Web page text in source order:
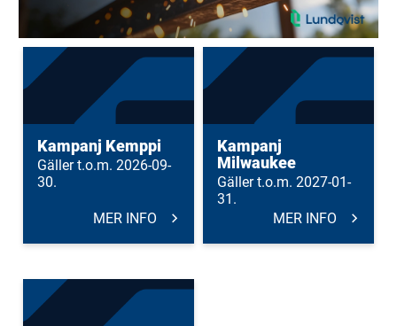
Kampanj Kemppi
Gäller t.o.m. 2026-09-
30.
MER INFO
Kampanj
Milwaukee
Gäller t.o.m. 2027-01-
31.
MER INFO